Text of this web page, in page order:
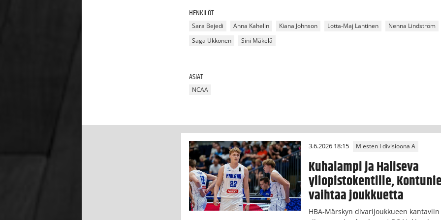
HENKILÖT
Sara Bejedi Anna Kahelin Kiana Johnson Lotta-Maj Lahtinen
Nenna Lindström
Saga Ukkonen
Sini Mäkelä
ASIAT
NCAA
3.6.2026 18:15 Miesten I divisioona A
Kuhalampi ja Haliseva
yliopistokentille,
vaihtaa joukkuetta
HBA-Märskyn divarijoukkueen